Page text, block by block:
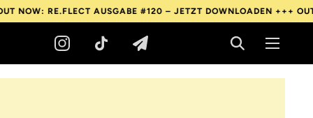
AUSGABE #120 – JETZT DOWNLOADEN +++OUT NOW: